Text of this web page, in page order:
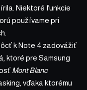
Niektoré funkcie
používame pri
k Note 4 zadovážiť
ktoré pre Samsung
Mont Blanc.
vďaka ktorému